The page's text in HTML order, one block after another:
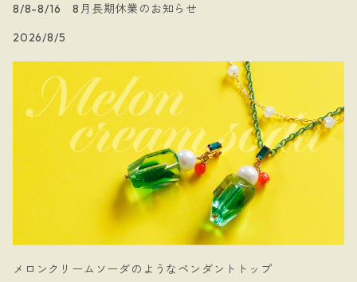
8/8-8/16 8月長期休業のお知らせ
2026/8/5
メロンクリームソーダのようなペンダントトップ